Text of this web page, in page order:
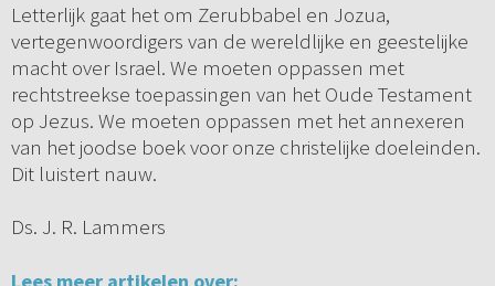
Letterlijk gaat het om Zerubbabel en Jozua,
vertegenwoordigers van de wereldlijke en geestelijke
macht over Israel. We moeten oppassen met
rechtstreekse toepassingen van het Oude Testament
op Jezus. We moeten oppassen met het annexeren
van het joodse boek voor onze christelijke doeleinden.
Dit luistert nauw.
Ds. J. R. Lammers